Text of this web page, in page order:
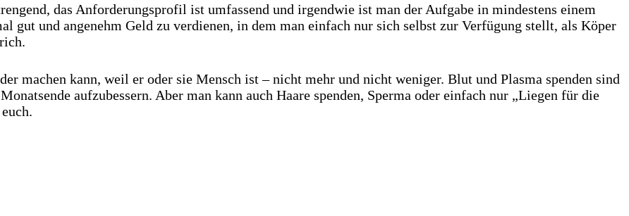
das Anforderungsprofil ist umfassend und irgendwie ist man der Aufgabe in mindestens einem
gut und angenehm Geld zu verdienen, in dem man einfach nur sich selbst zur Verfügung stellt, als Köper
machen kann, weil er oder sie Mensch ist – nicht mehr und nicht weniger. Blut und Plasma spenden sind
aufzubessern. Aber man kann auch Haare spenden, Sperma oder einfach nur „Liegen für die